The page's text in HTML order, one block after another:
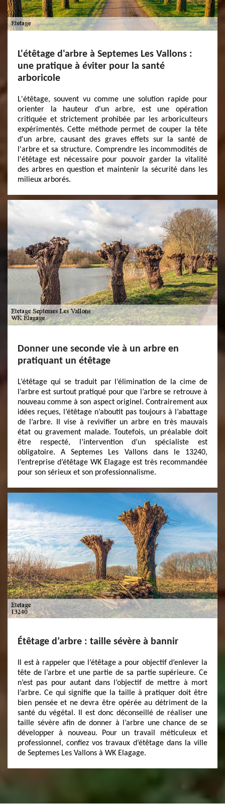
L'étêtage d'arbre à Septemes Les Vallons :
une pratique à éviter pour la santé
arboricole
L'étêtage, souvent vu comme une solution rapide pour
orienter la hauteur d'un arbre, est une opération
critiquée et strictement prohibée par les arboriculteurs
expérimentés. Cette méthode permet de couper la tête
d'un arbre, causant des graves effets sur la santé de
l'arbre et sa structure. Comprendre les incommodités de
l'étêtage est nécessaire pour pouvoir garder la vitalité
des arbres en question et maintenir la sécurité dans les
milieux arborés.
Donner une seconde vie à un arbre en
pratiquant un étêtage
L’étêtage qui se traduit par l’élimination de la cime de
l’arbre est surtout pratiqué pour que l’arbre se retrouve à
nouveau comme à son aspect originel. Contrairement aux
idées reçues, l’étêtage n’aboutit pas toujours à l’abattage
de l’arbre. Il vise à revivifier un arbre en très mauvais
état ou gravement malade. Toutefois, un préalable doit
être respecté, l’intervention d’un spécialiste est
obligatoire. A Septemes Les Vallons dans le 13240,
l’entreprise d’étêtage WK Elagage est très recommandée
pour son sérieux et son professionnalisme.
Étêtage d’arbre : taille sévère à bannir
Il est à rappeler que l’étêtage a pour objectif d’enlever la
tête de l’arbre et une partie de sa partie supérieure. Ce
n’est pas pour autant dans l’objectif de mettre à mort
l’arbre. Ce qui signifie que la taille à pratiquer doit être
bien pensée et ne devra être opérée au détriment de la
santé du végétal. Il est donc déconseillé de réaliser une
taille sévère afin de donner à l’arbre une chance de se
développer à nouveau. Pour un travail méticuleux et
professionnel, confiez vos travaux d’étêtage dans la ville
de Septemes Les Vallons à WK Elagage.